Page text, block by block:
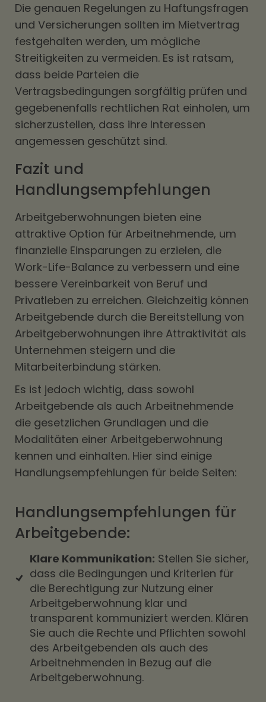
Die genauen Regelungen zu Haftungsfragen
und Versicherungen sollten im Mietvertrag
festgehalten werden, um mögliche
Streitigkeiten zu vermeiden. Es ist ratsam,
dass beide Parteien die
Vertragsbedingungen sorgfältig prüfen und
gegebenenfalls rechtlichen Rat einholen, um
sicherzustellen, dass ihre Interessen
angemessen geschützt sind.
Fazit und
Handlungsempfehlungen
Arbeitgeberwohnungen bieten eine
attraktive Option für Arbeitnehmende, um
finanzielle Einsparungen zu erzielen, die
Work-Life-Balance zu verbessern und eine
bessere Vereinbarkeit von Beruf und
Privatleben zu erreichen. Gleichzeitig können
Arbeitgebende durch die Bereitstellung von
Arbeitgeberwohnungen ihre Attraktivität als
Unternehmen steigern und die
Mitarbeiterbindung stärken.
Es ist jedoch wichtig, dass sowohl
Arbeitgebende als auch Arbeitnehmende
die gesetzlichen Grundlagen und die
Modalitäten einer Arbeitgeberwohnung
kennen und einhalten. Hier sind einige
Handlungsempfehlungen für beide Seiten:
Handlungsempfehlungen für
Arbeitgebende:
Klare Kommunikation: Stellen Sie sicher,
dass die Bedingungen und Kriterien für
die Berechtigung zur Nutzung einer
Arbeitgeberwohnung klar und
transparent kommuniziert werden. Klären
Sie auch die Rechte und Pflichten sowohl
des Arbeitgebenden als auch des
Arbeitnehmenden in Bezug auf die
Arbeitgeberwohnung.